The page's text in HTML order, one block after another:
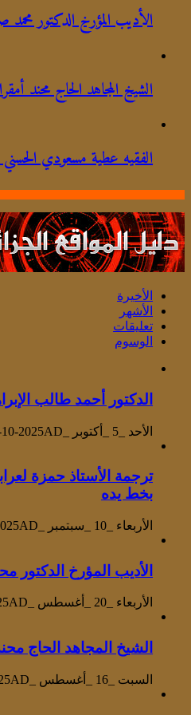
الأديب المؤرخ الدكتور محمد
الشيخ المجاهد الحاج محند
الفقيه عطية مسعودي الحسني
الأخيرة
الأشهر
تعليقات
الوسوم
الدكتور أحمد طالب
الأحد _5 _أكتوبر _2025AH 5-10-2025AD
ترجمة الأستاذ حمزة
بخط يده
الأربعاء _10 _سبتمبر _2025AH 10-9-2025AD
الأديب المؤرخ الدكتور
الأربعاء _20 _أغسطس _2025AH 20-8-2025AD
الشيخ المجاهد الحاج
السبت _16 _أغسطس _2025AH 16-8-2025AD